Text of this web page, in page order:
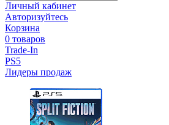
Личный кабинет
Авторизуйтесь
Корзина
0 товаров
Trade-In
PS5
Лидеры продаж